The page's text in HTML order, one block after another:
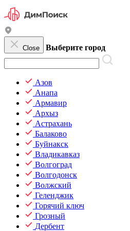
Close Выберите город
Азов
Анапа
Армавир
Архыз
Астрахань
Балаково
Буйнакск
Владикавказ
Волгоград
Волгодонск
Волжский
Геленджик
Горячий ключ
Грозный
Дербент